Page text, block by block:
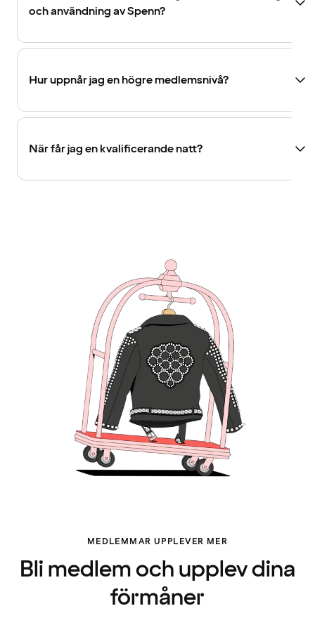
och användning av Spenn?
Hur uppnår jag en högre medlemsnivå?
När får jag en kvalificerande natt?
MEDLEMMAR UPPLEVER MER
Bli medlem och upplev dina
förmåner